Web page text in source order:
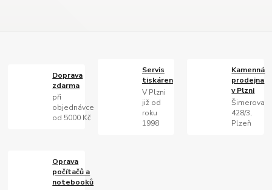
Doprava
zdarma
při
objednávce
od 5000 Kč
Servis
tiskáren
V Plzni
již od
roku
1998
Kamenná
prodejna
v Plzni
Šimerova
428/3,
Plzeň
Oprava
počítačů a
notebooků